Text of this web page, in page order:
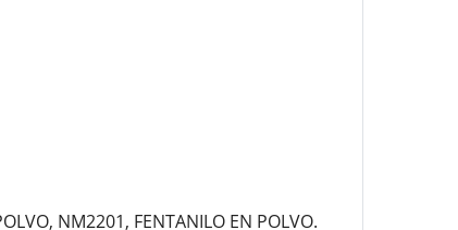
NM2201, FENTANILO EN POLVO.